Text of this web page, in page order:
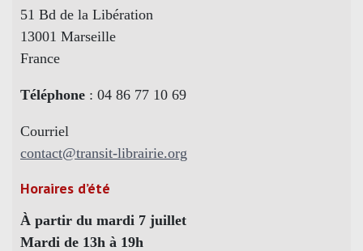
51 Bd de la Libération
13001 Marseille
France
Téléphone : 04 86 77 10 69
Courriel
contact@transit-librairie.org
Horaires d’été
À partir du mardi 7 juillet
Mardi de 13h à 19h